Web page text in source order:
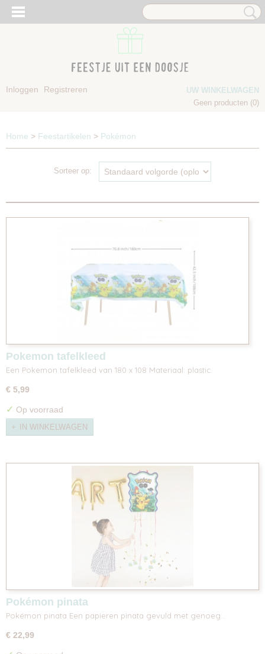
Inloggen Registreren
UW WINKELWAGEN
Geen producten (0)
Home > Feestartikelen > Pokémon
Sorteer op:
Pokemon tafelkleed
Een Pokemon tafelkleed van 180 x 108 Materiaal: plastic.
€ 5,99
✓ Op voorraad
IN WINKELWAGEN
Pokémon pinata
Pokémon pinata Een papieren pinata gevuld met genoeg…
€ 22,99